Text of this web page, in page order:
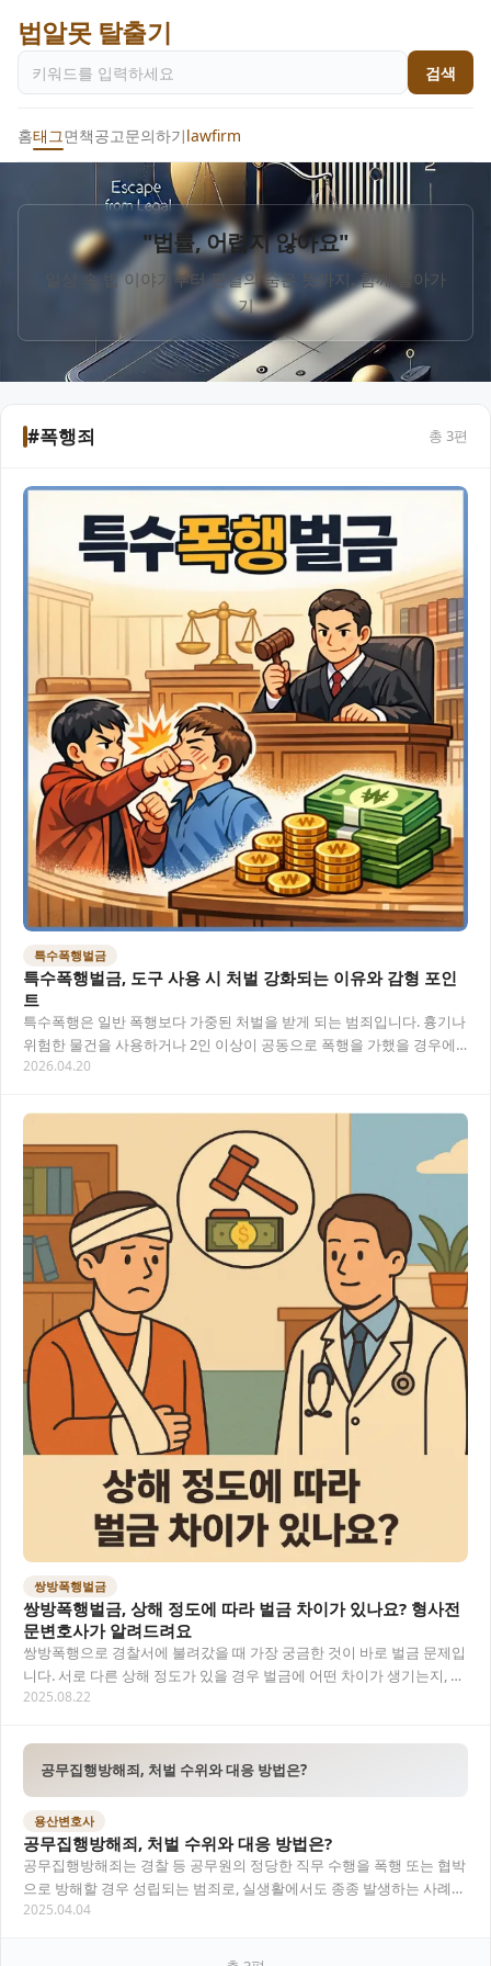
법알못 탈출기
검색
홈태그면책공고문의하기lawfirm
"법률, 어렵지 않아요"
일상 속 법 이야기부터 판결의 숨은 뜻까지, 함께 알아가
기
#폭행죄 총 3편
특수폭행벌금
특수폭행벌금, 도구 사용 시 처벌 강화되는 이유와 감형 포인
트
특수폭행은 일반 폭행보다 가중된 처벌을 받게 되는 범죄입니다. 흉기나
위험한 물건을 사용하거나 2인 이상이 공동으로 폭행을 가했을 경우에
적용되며, 특수폭행벌금은 일반 폭행에 비해…
2026.04.20
쌍방폭행벌금
쌍방폭행벌금, 상해 정도에 따라 벌금 차이가 있나요? 형사전
문변호사가 알려드려요
쌍방폭행으로 경찰서에 불려갔을 때 가장 궁금한 것이 바로 벌금 문제입
니다. 서로 다른 상해 정도가 있을 경우 벌금에 어떤 차이가 생기는지, 쌍
방폭행 처벌은 어떻게 되는지 형사전문변…
2025.08.22
공무집행방해죄, 처벌 수위와 대응 방법은?
용산변호사
공무집행방해죄, 처벌 수위와 대응 방법은?
공무집행방해죄는 경찰 등 공무원의 정당한 직무 수행을 폭행 또는 협박
으로 방해할 경우 성립되는 범죄로, 실생활에서도 종종 발생하는 사례입
니다. 이번 글에서는 공무집행방해죄의 정의,…
2025.04.04